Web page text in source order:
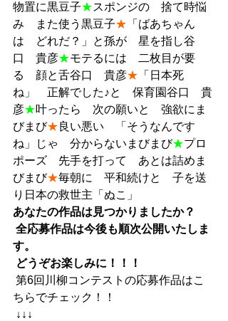
物置に黒豆子★スポンジの　捨て時悩
み　また使う黒豆子★ 「ばあちゃん
は　どれだ？」と孫が　星を指し谷
口　貴彦★モテるには　二枚目が要
る　顔と舌谷口　貴彦★ 「日本死
ね」　正解でした♪と　保育園谷口　貴
彦★叶ったら　次の願いと　強欲にま
びまび★良い悪い　「そうなんです
ね」じゃ　分からないまびまび★プロ
ポーズ　先手を打って　あとは詰めま
びまび★毎朝に　平和続けと　子を送
り日本の救世主「ぬこ」
あなたの作品は見つかりましたか？
全応募作品は今後も順次公開いたしま
す。
どうぞお楽しみに！！！
ちらでチェック！！
↓↓↓